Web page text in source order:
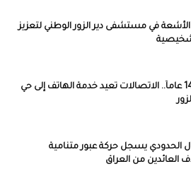
في مستشفى دير الزور الوطني لتعزيز
بعد انقطاع 14 عاماً.. الاتصالات تعيد خدمة الهاتف إلى حي
الحدودي يسجل حركة عبور متنامية
العائدين من العراق